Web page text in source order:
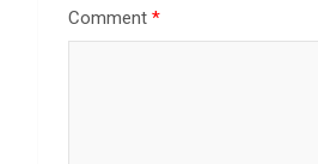
Comment *